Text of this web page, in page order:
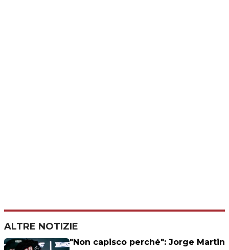
ALTRE NOTIZIE
"Non capisco perché": Jorge Martin